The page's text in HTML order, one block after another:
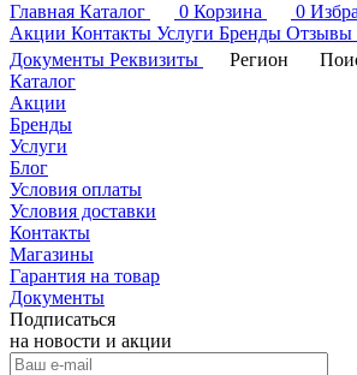
Главная Каталог 0 Корзина 0
Акции Контакты Услуги Бренды Отзывы
Документы Реквизиты Регион
Каталог
Акции
Бренды
Услуги
Блог
Условия оплаты
Условия доставки
Контакты
Магазины
Гарантия на товар
Документы
Подписаться
на новости и акции